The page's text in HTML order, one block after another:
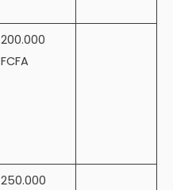
200.000
FCFA
250.000